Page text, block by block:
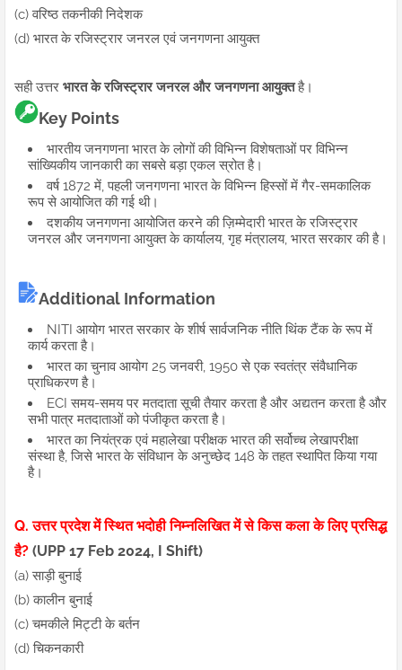
(c) वरिष्ठ तकनीकी निदेशक
(d) भारत के रजिस्ट्रार जनरल एवं जनगणना आयुक्त
सही उत्तर भारत के रजिस्ट्रार जनरल और जनगणना आयुक्तहै।
Key Points
भारतीय जनगणना भारत के लोगों की विभिन्न विशेषताओं पर विभिन्न
सांख्यिकीय जानकारी का सबसे बड़ा एकल स्रोत है।
वर्ष 1872 में, पहली जनगणना भारत के विभिन्न हिस्सों में गैर-समकालिक
रूप से आयोजित की गई थी।
दशकीय जनगणना आयोजित करने की ज़िम्मेदारी भारत के रजिस्ट्रार
जनरल और जनगणना आयुक्त के कार्यालय, गृह मंत्रालय, भारत सरकार की है।
Additional Information
NITI आयोग भारत सरकार के शीर्ष सार्वजनिक नीति थिंक टैंक के रूप में
कार्य करता है।
भारत का चुनाव आयोग 25 जनवरी, 1950 से एक स्वतंत्र संवैधानिक
प्राधिकरण है।
ECI समय-समय पर मतदाता सूची तैयार करता है और अद्यतन करता है और
सभी पात्र मतदाताओं को पंजीकृत करता है।
भारत का नियंत्रक एवं महालेखा परीक्षक भारत की सर्वोच्च लेखापरीक्षा
संस्था है, जिसे भारत के संविधान के अनुच्छेद 148 के तहत स्थापित किया गया
है।
Q. उत्तर प्रदेश में स्थित भदोही निम्नलिखित में से किस कला के लिए प्रसिद्ध
है? (UPP 17 Feb 2024, I Shift)
(a) साड़ी बुनाई
(b) कालीन बुनाई
(c) चमकीले मिट्टी के बर्तन
(d) चिकनकारी